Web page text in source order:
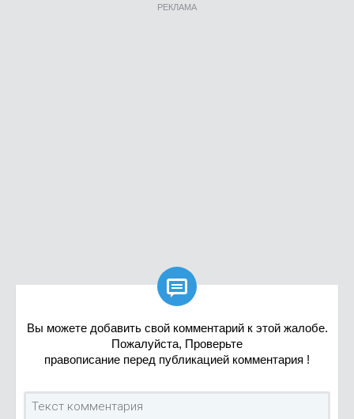
РЕКЛАМА

Вы можете добавить свой комментарий к этой жалобе.
Пожалуйста, Проверьте
правописание перед публикацией комментария !